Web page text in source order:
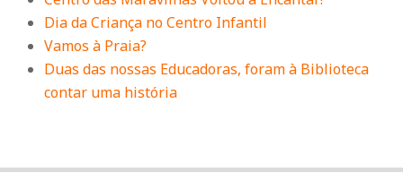
Dia da Criança no Centro Infantil
Vamos à Praia?
Duas das nossas Educadoras, foram à Biblioteca
contar uma história